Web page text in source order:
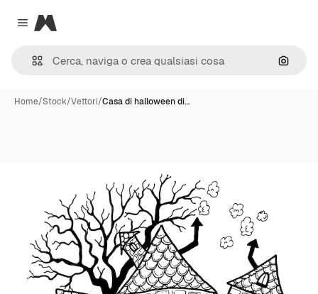
Close menu
Magnific
Cerca
Home/Stock/Vettori/Casa di halloween di…